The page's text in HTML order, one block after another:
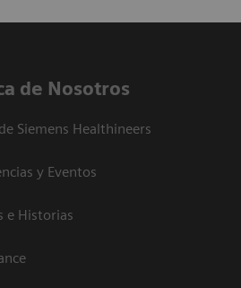
de Nosotros
Siemens Healthineers
y Eventos
e Historias